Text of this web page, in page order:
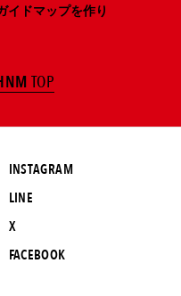
ドマップを作り
TOP
INSTAGRAM
LINE
X
FACEBOOK